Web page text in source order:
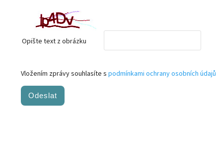
Opište text z obrázku
Vložením zprávy souhlasíte s podmínkami ochrany osobních údajů
Odeslat